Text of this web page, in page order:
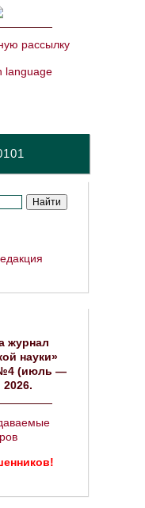
рассылку
language
журнал
науки»
№4 (июль —
2026.